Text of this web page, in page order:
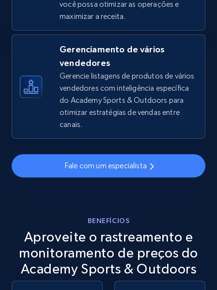
URL, Title, Available, Description, Currency, Initial
price, Final price, Discount percent, and more.
668+ Comece agora
Amazon sellers info
Seller id, URL, Seller name, Description, Detailed
info, Stars, Feedbacks, Return policy, and more.
Seller reviews, Breadcrumbs, Root category, and
more.
2.5K+ 359+ Comece agora
você possa otimizar as operações e
maximizar a receita.
Gerenciamento de vários
vendedores
Gerencie listagens de produtos de vários
vendedores com inteligência específica
do Academy Sports & Outdoors para
otimizar estratégias de vendas entre
canais.
Fale com um especialista
BENEFÍCIOS
Aproveite o rastreamento e
monitoramento de preços do
Academy Sports & Outdoors